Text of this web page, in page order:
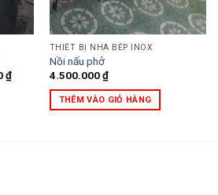
₫Giá
hiện
THIẾT BỊ NHÀ BẾP INOX
Nồi nấu phở
4.500.000₫
THÊM VÀO GIỎ HÀNG